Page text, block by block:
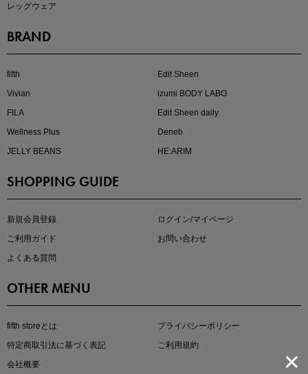
大人の着映えアイテム5選
マストバイアイテム
レッグウェア
BRAND
fifth
Edit Sheen
Vivian
izumi BODY LABO
FILA
Edit Sheen daily
Wellness Plus
Deneb
JELLY BEANS
HE:ARIM
SHOPPING GUIDE
新規会員登録
ログイン/マイページ
ご利用ガイド
お問い合わせ
よくある質問
OTHER MENU
fifth storeとは
プライバシーポリシー
特定商取引法に基づく表記
ご利用規約
会社概要